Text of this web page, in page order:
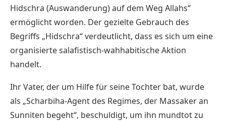
Hidschra (Auswanderung) auf dem Weg Allahs“
ermöglicht worden. Der gezielte Gebrauch des
Begriffs „Hidschra“ verdeutlicht, dass es sich um eine
organisierte salafistisch-wahhabitische Aktion
handelt.
Ihr Vater, der um Hilfe für seine Tochter bat, wurde
als „Scharbiha-Agent des Regimes, der Massaker an
Sunniten begeht“, beschuldigt, um ihn mundtot zu